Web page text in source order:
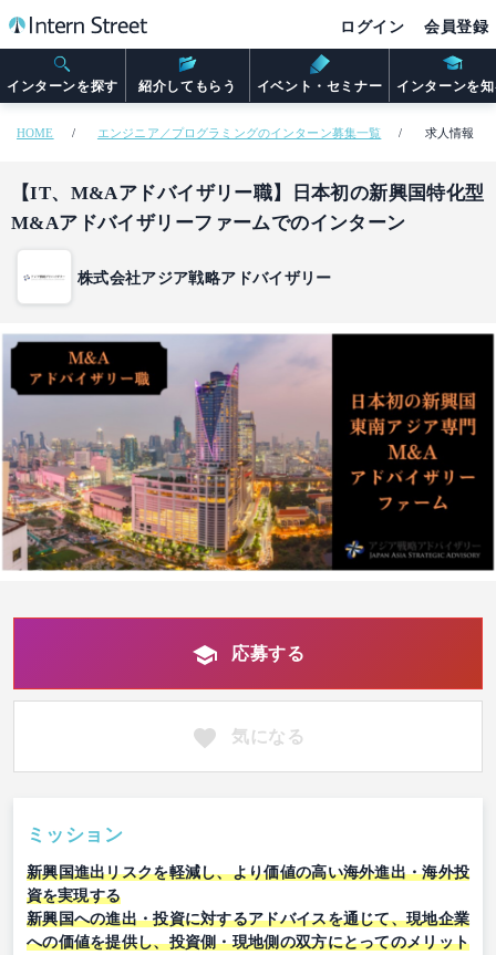
インターンを探す 紹介してもらう イベント・セミナー インターンを
ログイン 会員登録
HOME エンジニア／プログラミングのインターン募集一覧 求人情報
【IT、M&Aアドバイザリー職】日本初の新興国特化型
M&Aアドバイザリーファームでのインターン
株式会社アジア戦略アドバイザリー
応募する
気になる
ミッション
新興国進出リスクを軽減し、より価値の高い海外進出・海外投
資を実現する
新興国への進出・投資に対するアドバイスを通じて、現地企業
への価値を提供し、投資側・現地側の双方にとってのメリット